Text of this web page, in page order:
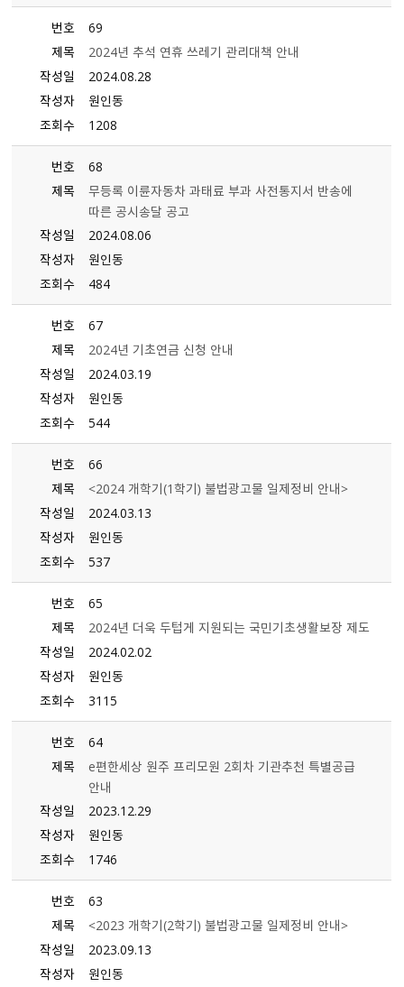
번호
69
제목
2024년 추석 연휴 쓰레기 관리대책 안내
작성일
2024.08.28
작성자
원인동
조회수
1208
번호
68
제목
무등록 이륜자동차 과태료 부과 사전통지서 반송에
따른 공시송달 공고
작성일
2024.08.06
작성자
원인동
조회수
484
번호
67
제목
2024년 기초연금 신청 안내
작성일
2024.03.19
작성자
원인동
조회수
544
번호
66
제목
＜2024 개학기（1학기） 불법광고물 일제정비 안내＞
작성일
2024.03.13
작성자
원인동
조회수
537
번호
65
제목
2024년 더욱 두텁게 지원되는 국민기초생활보장 제도
작성일
2024.02.02
작성자
원인동
조회수
3115
번호
64
제목
e편한세상 원주 프리모원 2회차 기관추천 특별공급
안내
작성일
2023.12.29
작성자
원인동
조회수
1746
번호
63
제목
＜2023 개학기（2학기） 불법광고물 일제정비 안내＞
작성일
2023.09.13
작성자
원인동